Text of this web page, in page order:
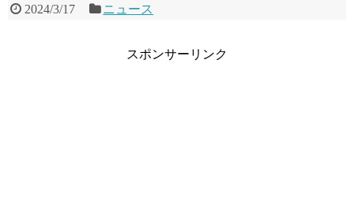
2024/3/17 ニュース
スポンサーリンク